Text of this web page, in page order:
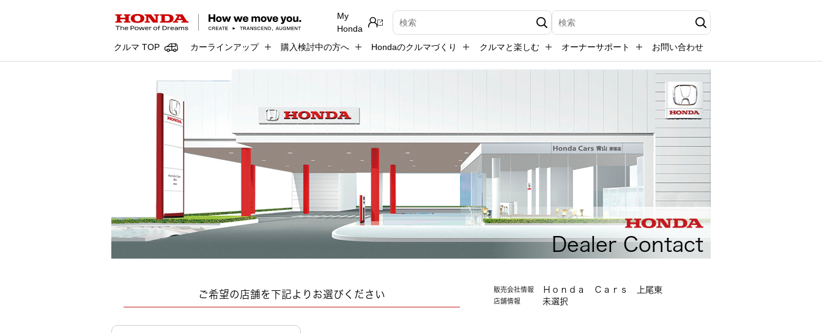
My
Honda
検索キーワード入力 検索キーワード入力
クルマ TOP カーラインアップ 購入検討中の方へ Hondaのクルマづくり クルマと楽しむ オーナーサポート お問い合わせ
Dealer Contact
販売会社情報 Ｈｏｎｄａ Ｃａｒｓ 上尾東
店舗情報 未選択
ご希望の店舗を下記よりお選びください